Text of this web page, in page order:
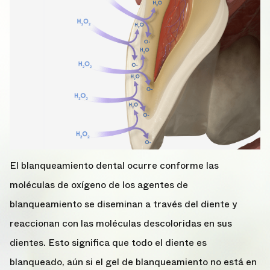
El blanqueamiento dental ocurre conforme las
moléculas de oxígeno de los agentes de
blanqueamiento se diseminan a través del diente y
reaccionan con las moléculas descoloridas en sus
dientes. Esto significa que todo el diente es
blanqueado, aún si el gel de blanqueamiento no está en